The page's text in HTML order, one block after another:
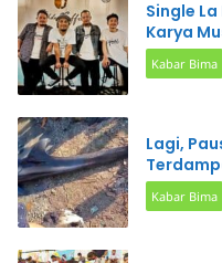
Single
Karya
Kabar Bima
Lagi,
Kabar Bima